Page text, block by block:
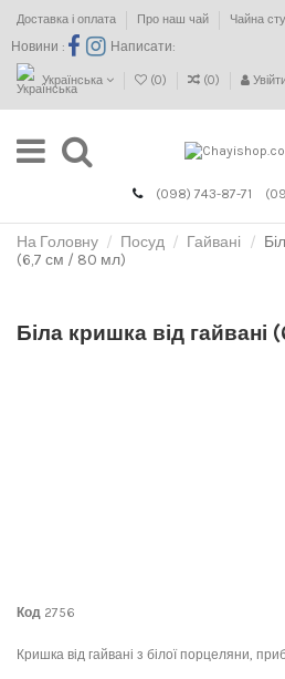
Доставка і оплата Про наш чай Чайна
Новини : Написати:
Українська (0) (0)
(098) 743-87-71
На Головну Посуд Гайвані
(6,7 см / 80 мл)
Біла кришка від
Код 2756
Кришка від гайвані з білої порцеляни,